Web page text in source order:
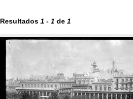
Resultados 1 - 1 de 1